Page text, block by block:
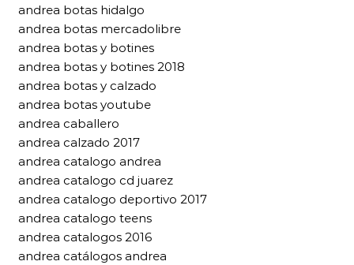
andrea botas hidalgo
andrea botas mercadolibre
andrea botas y botines
andrea botas y botines 2018
andrea botas y calzado
andrea botas youtube
andrea caballero
andrea calzado 2017
andrea catalogo andrea
andrea catalogo cd juarez
andrea catalogo deportivo 2017
andrea catalogo teens
andrea catalogos 2016
andrea catálogos andrea